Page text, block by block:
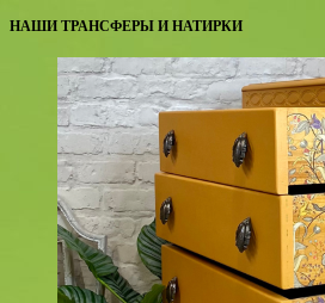
НАШИ ТРАНСФЕРЫ И НАТИРКИ